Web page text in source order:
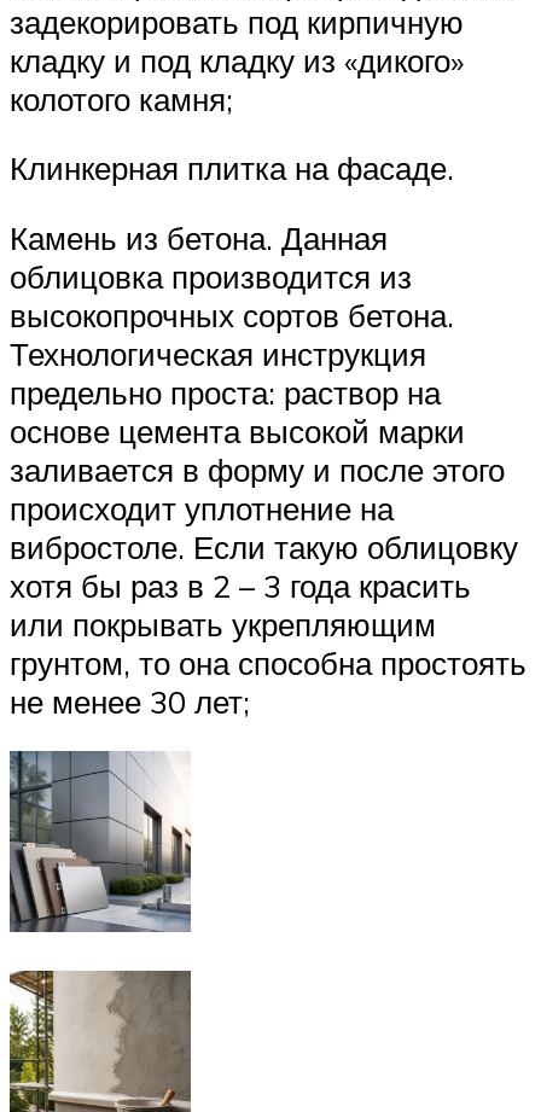
задекорировать под кирпичную
кладку и под кладку из «дикого»
колотого камня;
Клинкерная плитка на фасаде.
Камень из бетона. Данная
облицовка производится из
высокопрочных сортов бетона.
Технологическая инструкция
предельно проста: раствор на
основе цемента высокой марки
заливается в форму и после этого
происходит уплотнение на
вибростоле. Если такую облицовку
хотя бы раз в 2 – 3 года красить
или покрывать укрепляющим
грунтом, то она способна простоять
не менее 30 лет;